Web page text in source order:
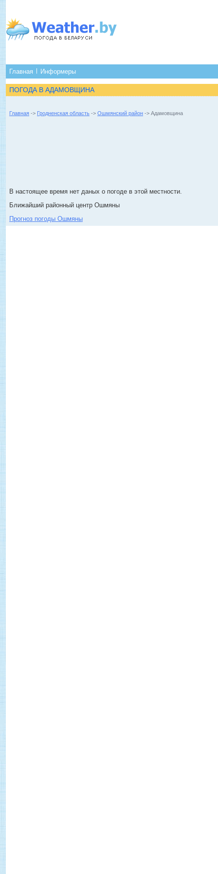
Главная Информеры
ПОГОДА В АДАМОВЩИНА
Главная -> Гродненская область -> Ошмянский район -> Адамовщина
В настоящее время нет даных о погоде в этой местности.
Ближайший районный центр Ошмяны
Прогноз погоды Ошмяны